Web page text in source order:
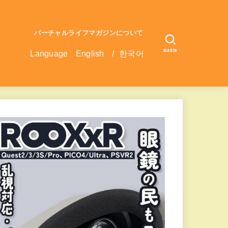
バーチャルライフマガジンについて
Language English / 한국어 SEARCH